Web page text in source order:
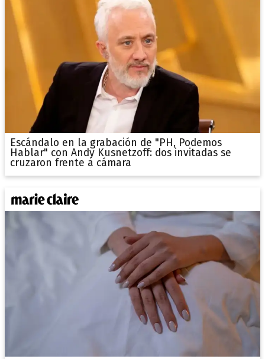
Escándalo en la grabación de "PH, Podemos
Hablar" con Andy Kusnetzoff: dos invitadas se
cruzaron frente a cámara